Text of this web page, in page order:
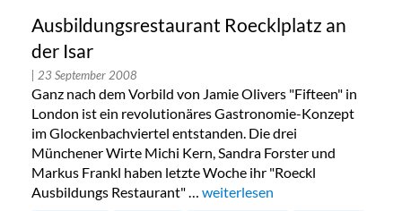
Ausbildungsrestaurant Roecklplatz an
der Isar
| 23 September 2008
Ganz nach dem Vorbild von Jamie Olivers "Fifteen" in
London ist ein revolutionäres Gastronomie-Konzept
im Glockenbachviertel entstanden. Die drei
Münchener Wirte Michi Kern, Sandra Forster und
Markus Frankl haben letzte Woche ihr "Roeckl
Ausbildungs Restaurant" … „Ausbildungsrestaurant
weiterlesen